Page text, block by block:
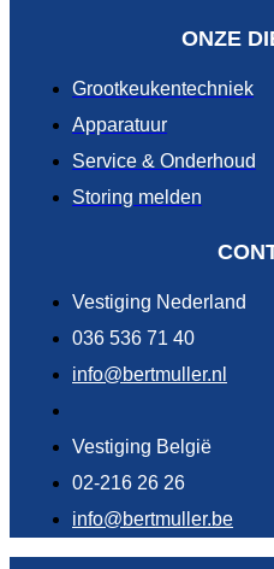
ONZE
Grootkeukentechniek
Apparatuur
Service & Onderhoud
Storing melden
Vestiging Nederland
036 536 71 40
info@bertmuller.nl
Vestiging België
02-216 26 26
info@bertmuller.be